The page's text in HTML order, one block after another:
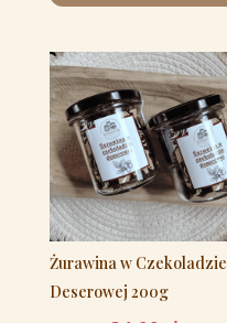
Żurawina w Czekoladzie
Deserowej 200g